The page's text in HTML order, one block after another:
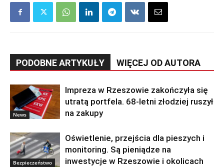
PODOBNE ARTYKUŁY WIĘCEJ OD AUTORA
News
Impreza w Rzeszowie zakończyła się
utratą portfela. 68-letni złodziej ruszył
na zakupy
Bezpieczeństwo
Oświetlenie, przejścia dla pieszych i
monitoring. Są pieniądze na
inwestycje w Rzeszowie i okolicach